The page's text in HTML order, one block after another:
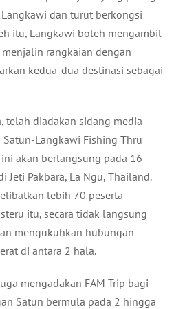
dan turut berkongsi
itu, Langkawi boleh mengambil
rangkaian dengan
kedua-dua destinasi sebagai
telah diadakan sidang media
Satun-Langkawi Fishing Thru
akan berlangsung pada 16
Jeti Pakbara, La Ngu, Thailand.
lebih 70 peserta
itu, secara tidak langsung
mengukuhkan hubungan
di antara 2 hala.
mengadakan FAM Trip bagi
Satun bermula pada 2 hingga